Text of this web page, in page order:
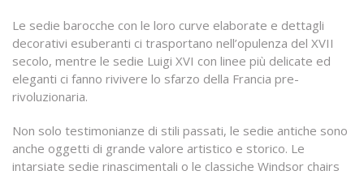
Le sedie barocche con le loro curve elaborate e dettagli
decorativi esuberanti ci trasportano nell’opulenza del XVII
secolo, mentre le sedie Luigi XVI con linee più delicate ed
eleganti ci fanno rivivere lo sfarzo della Francia pre-
rivoluzionaria.
Non solo testimonianze di stili passati, le sedie antiche sono
anche oggetti di grande valore artistico e storico. Le
intarsiate sedie rinascimentali o le classiche Windsor chairs